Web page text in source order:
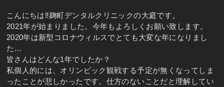
こんにちは‼︎麹町デンタルクリニックの大庭です。
2021年が始まりました。今年もよろしくお願い致します。
2020年は新型コロナウィルスでとても大変な年になりまし
た…
皆さんはどんな1年でしたか？
私個人的には、オリンピック観戦する予定が無くなってしま
ったことが悲しかったです。仕方のないことだと理解してい